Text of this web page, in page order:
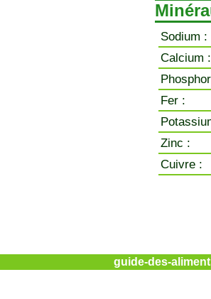
Sodium :
Calcium :
Fer :
Zinc :
Cuivre :
guide-des-